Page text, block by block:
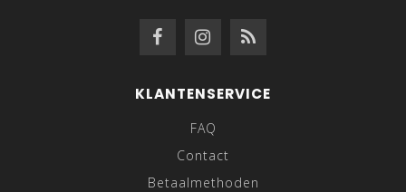
KLANTENSERVICE
FAQ
Contact
Betaalmethoden